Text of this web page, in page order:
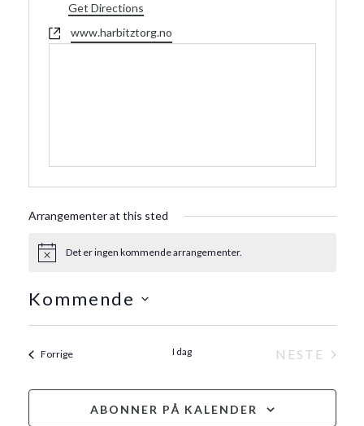
Get Directions
Websitewww.harbitztorg.no
Arrangementer at this sted
MerknadDet er ingen kommende arrangementer.
Kommende
ForrigeArrangementer I dag NESTE
ABONNER PÅ KALENDER